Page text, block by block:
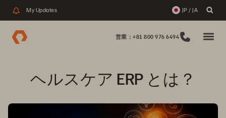
My Updates JP / JA
営業：+81 800 976 6494
ヘルスケア ERP とは？